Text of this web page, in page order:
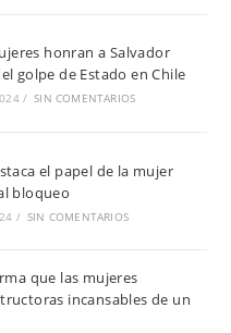
honran a Salvador
golpe de Estado en Chile
/ SIN COMENTARIOS
el papel de la mujer
bloqueo
/ SIN COMENTARIOS
que las mujeres
incansables de un